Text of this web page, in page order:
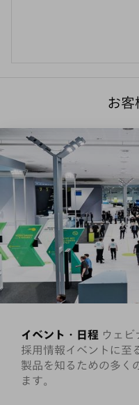
お客
イベント・日程 ウェビ
採用情報イベントに至
製品を知るための多く
ます。